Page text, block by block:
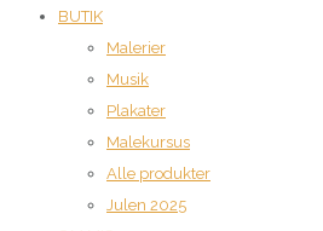
BUTIK
Malerier
Musik
Plakater
Malekursus
Alle produkter
Julen 2025